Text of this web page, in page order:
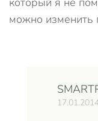
можно изменить